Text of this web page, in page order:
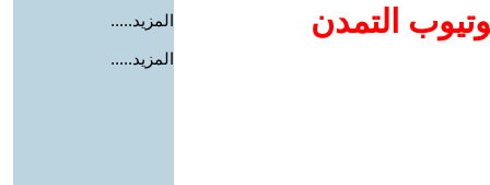
التمدن
المزيد.....
المزيد.....